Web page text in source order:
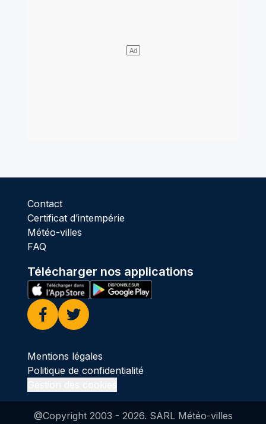
Contact
Certificat d’intempérie
Météo-villes
FAQ
Télécharger nos applications
Facebook
Twitter
Mentions légales
Politique de confidentialité
@Copyright 2003 - 2026. SARL Météo-villes